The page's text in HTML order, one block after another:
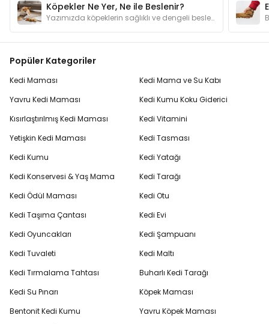
Köpekler Ne Yer, Ne ile Beslenir?
Yazımızda köpeklerin sağlıklı ve dengeli beslenmesi için gerekli besin grupları hakkında bilgi ve "Köpekler ne yer?" sorusunun yanıtlar bulabilirsiniz
Popüler Kategoriler
Kedi Maması
Yavru Kedi Maması
Kısırlaştırılmış Kedi Maması
Yetişkin Kedi Maması
Kedi Kumu
Kedi Konservesi & Yaş Mama
Kedi Ödül Maması
Kedi Taşıma Çantası
Kedi Oyuncakları
Kedi Tuvaleti
Kedi Tırmalama Tahtası
Kedi Su Pınarı
Bentonit Kedi Kumu
Kedi Mama ve Su Kabı
Kedi Kumu Koku Giderici
Kedi Vitamini
Kedi Tasması
Kedi Yatağı
Kedi Tarağı
Kedi Otu
Kedi Evi
Kedi Şampuanı
Kedi Maltı
Buharlı Kedi Tarağı
Köpek Maması
Yavru Köpek Maması